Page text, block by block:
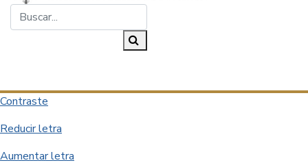
Contraste
Reducir letra
Aumentar letra